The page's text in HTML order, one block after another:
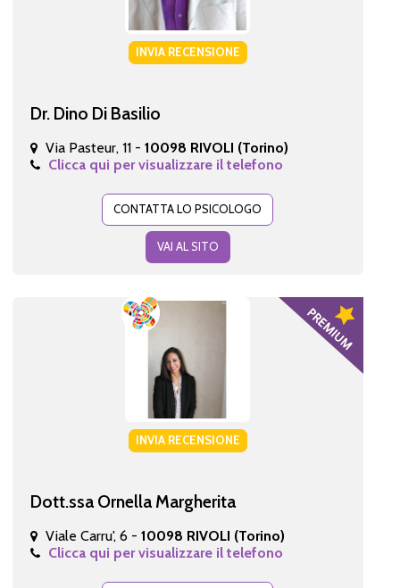
INVIA RECENSIONE
Dr. Dino Di Basilio
Via Pasteur, 11 - 10098 RIVOLI (Torino)
Clicca qui per visualizzare il telefono
CONTATTA LO PSICOLOGO
VAI AL SITO
INVIA RECENSIONE
Dott.ssa Ornella Margherita
Viale Carru', 6 - 10098 RIVOLI (Torino)
Clicca qui per visualizzare il telefono